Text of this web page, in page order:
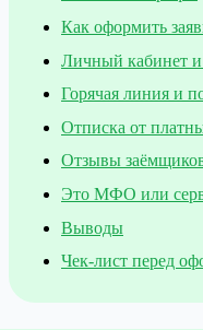
Как оформить
Личный кабинет и
Горячая линия и
Отписка от
Отзывы
Это МФО или
Выводы
Чек-лист перед